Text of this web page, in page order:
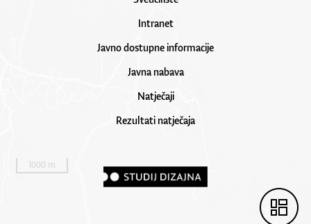
Intranet
Javno dostupne informacije
Javna nabava
Natječaji
Rezultati natječaja
1000 m